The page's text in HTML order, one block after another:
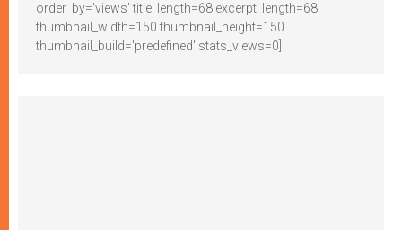
order_by='views' title_length=68 excerpt_length=68
thumbnail_width=150 thumbnail_height=150
thumbnail_build='predefined' stats_views=0]